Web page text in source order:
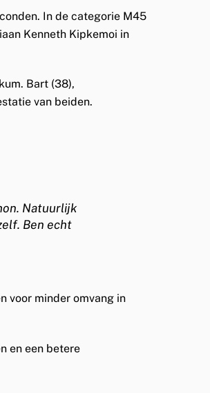
. In de categorie M45
Kenneth Kipkemoi in
. Bart (38),
van beiden.
Natuurlijk
Ben echt
voor minder omvang in
en een betere